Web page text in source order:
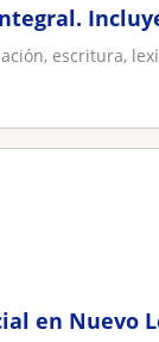
escritura,
en Nuevo